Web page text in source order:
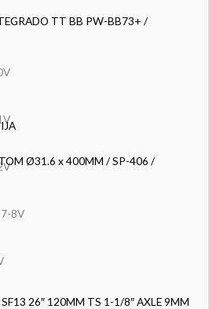
7-8V
TT BB PW-BB73+ /
Ø31.6 x 400MM / SP-406 /
26″ 120MM TS 1-1/8″ AXLE 9MM